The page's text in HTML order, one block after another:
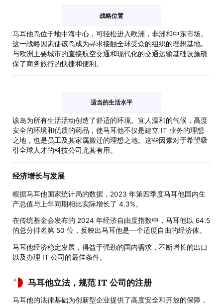
战略位置
马耳他岛位于地中海中心，可轻松进入欧洲，非洲和中东市场。
这一战略因素使该岛成为寻求接触全球受众的组织的理想基地。
与欧洲主要城市的直接航空交通和现代化的交通运输基础设施确
保了商务旅行的快捷和便利。
适当的生活水平
该岛为所有生活活动创造了舒适的环境。宜人温和的气候，高度
安全的环境和优质的药品，使马耳他不仅是建立 IT 业务的理想
之地，也是员工及其家属搬迁的理想之地。这些因素对于希望吸
引全球人才的科技公司尤其有用。
经济增长与发展
根据马耳他国家统计局的数据，2023 年第四季度马耳他国内生
产总值与上年同期相比实际增长了 4.3%。
在传统基金会发布的 2024 年经济自由度指数中，马耳他以 64.5
的总分排名第 50 位，反映出马耳他是一个适度自由的经济体。
马耳他经济稳定发展，得益于强劲的国内需求，不断增长的出口
以及办理 IT 公司的最佳条件。
马耳他立法，规范 IT 公司的注册
马耳他的法律基础为创新型企业提供了高度安全和开放的保障，